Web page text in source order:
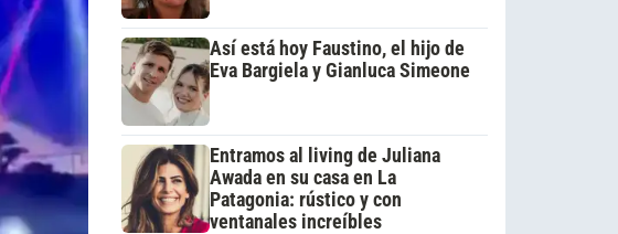
Así está hoy Faustino, el hijo de
Eva Bargiela y Gianluca Simeone
Entramos al living de Juliana
Awada en su casa en La
Patagonia: rústico y con
ventanales increíbles